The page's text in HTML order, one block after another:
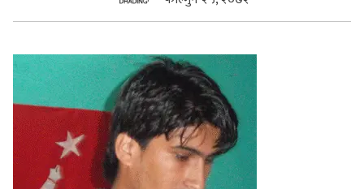
सुचनाहरु
स्वास्थ्य
भिडियो